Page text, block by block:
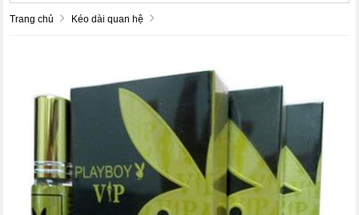
Trang chủ Kéo dài quan hệ